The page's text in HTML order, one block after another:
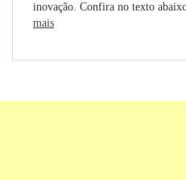
inovação. Confira no texto
mais